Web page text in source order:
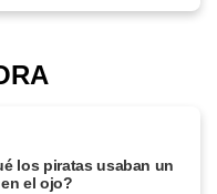
los piratas usaban un
el ojo?